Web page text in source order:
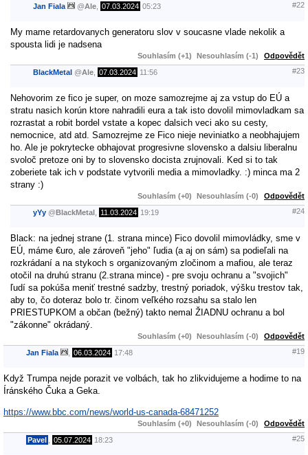
Jan Fiala @Ale 07.03.2024 05:23 #22
My mame retardovanych generatoru slov v soucasne vlade nekolik a
spousta lidi je nadsena
Souhlasím (+1) Nesouhlasím (-1) Odpovědět
BlackMetal @Ale 07.03.2024 11:56 #23
Nehovorim ze fico je super, on moze samozrejme aj za vstup do EÚ a
stratu nasich korún ktore nahradili eura a tak isto dovolil mimovladkam sa
rozrastat a robit bordel vstate a kopec dalsich veci ako su cesty,
nemocnice, atd atd. Samozrejme ze Fico nieje neviniatko a neobhajujem
ho. Ale je pokrytecke obhajovat progresivne slovensko a dalsiu liberalnu
svoloč pretoze oni by to slovensko docista zrujnovali. Ked si to tak
zoberiete tak ich v podstate vytvorili media a mimovladky. :) minca ma 2
strany :)
Souhlasím (+0) Nesouhlasím (-0) Odpovědět
yYy @BlackMetal 11.03.2024 19:19 #24
Black: na jednej strane (1. strana mince) Fico dovolil mimovládky, sme v
EÚ, máme €uro, ale zároveň "jeho" ľudia (a aj on sám) sa podieľali na
rozkrádaní a na stykoch s organizovaným zločinom a mafiou, ale teraz
otočil na druhú stranu (2.strana mince) - pre svoju ochranu a "svojich"
ľudí sa pokúša meniť trestné sadzby, trestný poriadok, výšku trestov tak,
aby to, čo doteraz bolo tr. činom veľkého rozsahu sa stalo len
PRIESTUPKOM a občan (bežný) takto nemal ŽIADNU ochranu a bol
"zákonne" okrádaný.
Souhlasím (+0) Nesouhlasím (-0) Odpovědět
Jan Fiala 06.03.2024 17:48 #19
Když Trumpa nejde porazit ve volbách, tak ho zlikvidujeme a hodime to na
Íránského Čuka a Geka.
https://www.bbc.com/news/world-us-canada-68471252
Souhlasím (+0) Nesouhlasím (-0) Odpovědět
Pavel 05.07.2024 18:23 #25